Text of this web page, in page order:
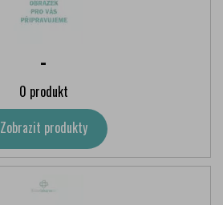
-
0 produkt
Zobrazit produkty